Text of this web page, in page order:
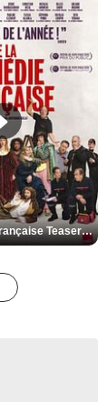
De la Comédie-Française Teaser VF